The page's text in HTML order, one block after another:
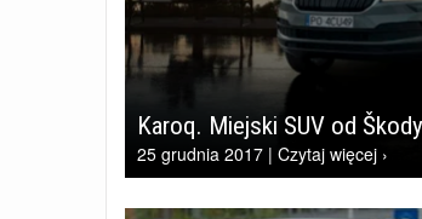
Karoq. Miejski SUV od Škody
25 grudnia 2017 | Czytaj więcej ›